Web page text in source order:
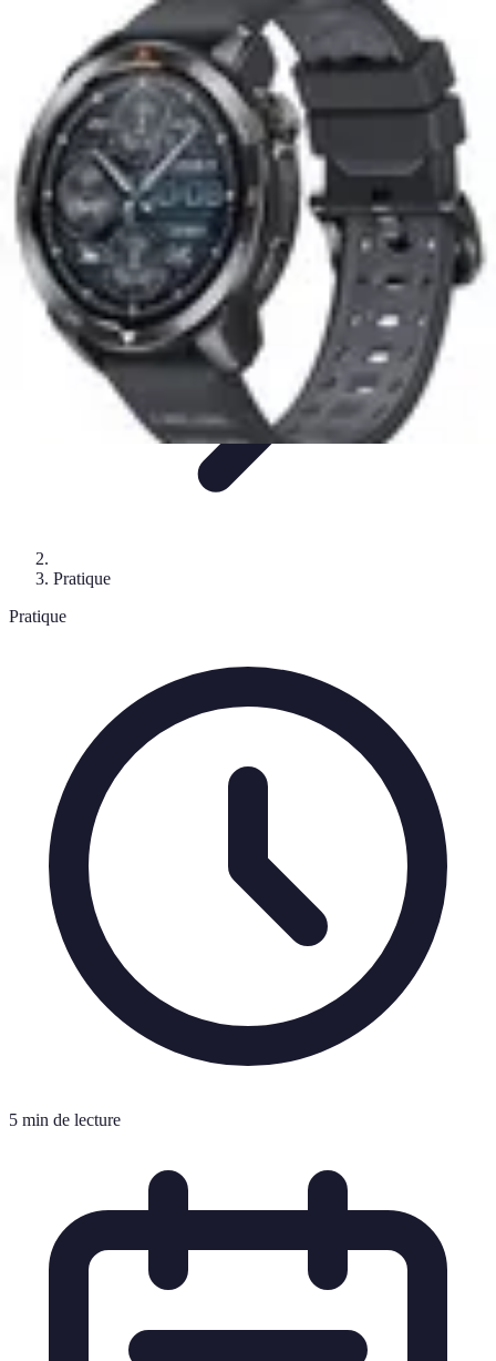
Passion du Padel
Culture et PratiqueInspirationÉquipement et Matériel
Développement
personnelDéveloppement Personnel
Passion du Padel
Pratique
Pratique
5 min de lecture